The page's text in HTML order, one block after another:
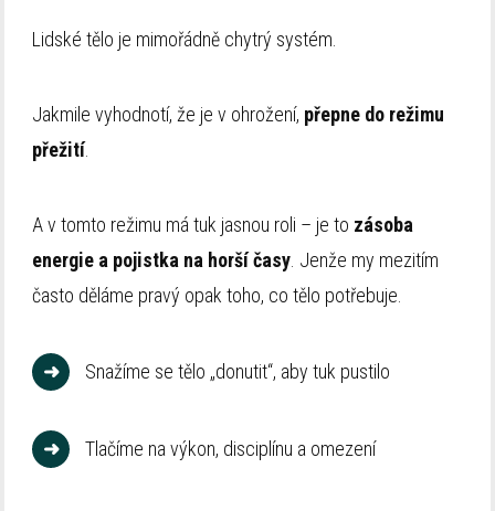
Lidské tělo je mimořádně chytrý systém.
Jakmile vyhodnotí, že je v ohrožení, přepne do režimu
přežití.
A v tomto režimu má tuk jasnou roli – je to zásoba
energie a pojistka na horší časy . Jenže my mezitím
často děláme pravý opak toho, co tělo potřebuje.
➜ Snažíme se tělo „donutit“, aby tuk pustilo
➜ Tlačíme na výkon, disciplínu a omezení